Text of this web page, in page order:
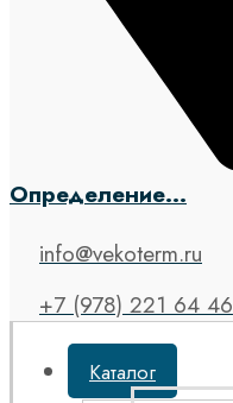
Определение...
info@vekoterm.ru
+7 (978) 221 64 46
Каталог